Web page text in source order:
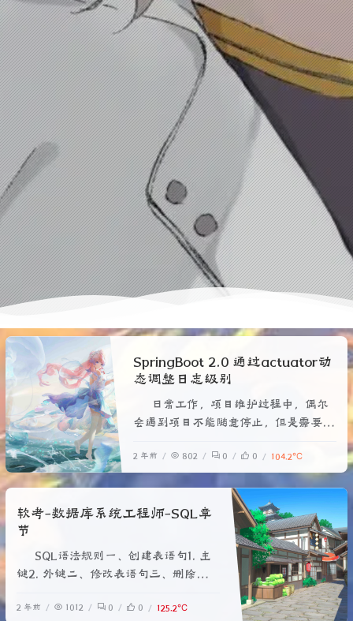
SpringBoot 2.0 通过actuator动
态调整日志级别
日常工作，项目维护过程中，偶尔
会遇到项目不能随意停止，但是需要调
了一个方式，动态调整日志级别。（虽
然但是，仍需要提前在项目开发时，提
前引入需要的依赖）
2 年前 802 0 0 104.2℃
软考-数据库系统工程师-SQL章
节
SQL语法规则一、创建表语句1. 主
键2. 外键二、修改表语句三、删除表
引五、创建删除视图1.创建视图2.删除
2 年前 1012 0 0 125.2℃